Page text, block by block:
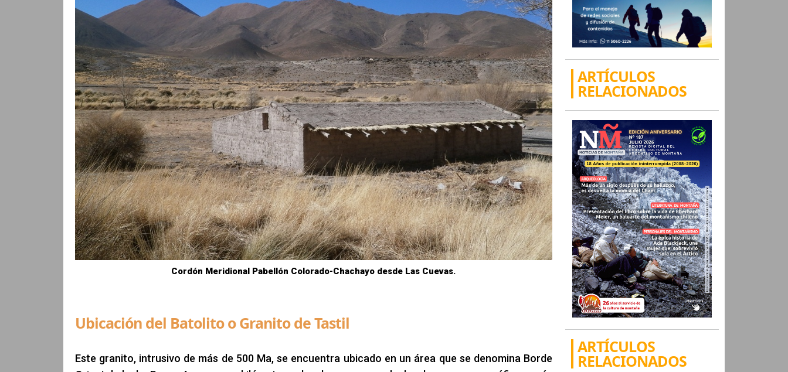
Cordón Meridional Pabellón Colorado-Chachayo desde Las Cuevas.
Ubicación del Batolito o Granito de Tastil
Este granito, intrusivo de más de 500 Ma, se encuentra ubicado en un área que se denomina Borde
ARTÍCULOS
RELACIONADOS
ARTÍCULOS
RELACIONADOS